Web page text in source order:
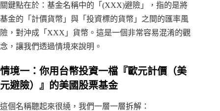
關鍵點在於：基金名稱中的「(XXX)避險」，指的是將
基金的「計價貨幣」與「投資標的貨幣」之間的匯率風
險，對沖成「XXX」貨幣。這是一個非常容易混淆的觀
念，讓我們透過情境來說明。
情境一：你用台幣投資一檔『歐元計價（美
元避險）』的美國股票基金
這個名稱聽起來很繞，我們一層一層拆解：